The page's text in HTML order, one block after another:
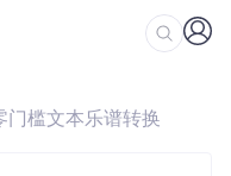
门槛文本乐谱转换